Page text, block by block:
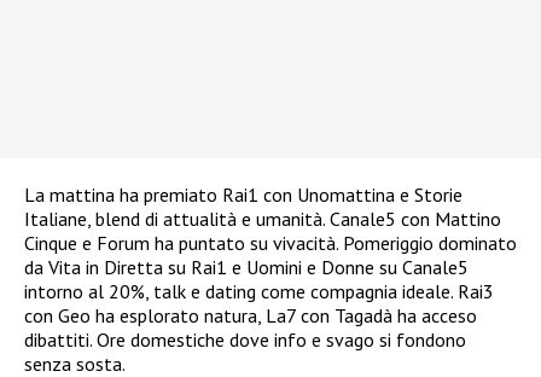
La mattina ha premiato Rai1 con Unomattina e Storie
Italiane, blend di attualità e umanità. Canale5 con Mattino
Cinque e Forum ha puntato su vivacità. Pomeriggio dominato
da Vita in Diretta su Rai1 e Uomini e Donne su Canale5
intorno al 20%, talk e dating come compagnia ideale. Rai3
con Geo ha esplorato natura, La7 con Tagadà ha acceso
dibattiti. Ore domestiche dove info e svago si fondono
senza sosta.